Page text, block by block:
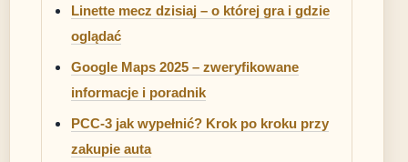
Linette mecz dzisiaj – o której gra i gdzie
oglądać
Google Maps 2025 – zweryfikowane
informacje i poradnik
PCC-3 jak wypełnić? Krok po kroku przy
zakupie auta